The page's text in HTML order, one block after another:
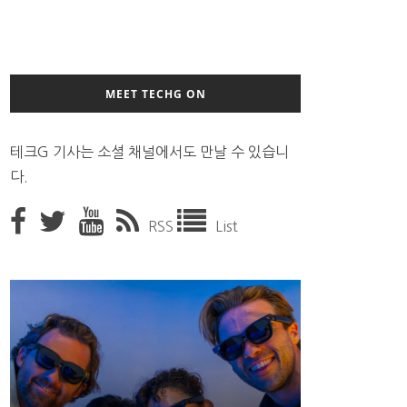
MEET TECHG ON
테크G 기사는 소셜 채널에서도 만날 수 있습니
다.
RSS List